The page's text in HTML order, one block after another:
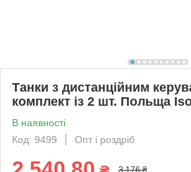
Танки з дистанційним
комплект із 2 шт. Польща
В наявності
Код: 9499
Опт і роздріб
3 176 ₴